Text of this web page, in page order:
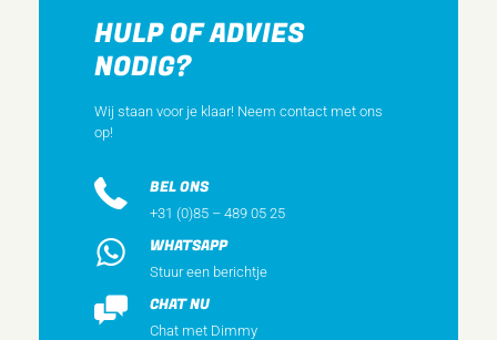
Tekstveld/beschrijvingsvlak
Materiaal
Materiaalkwaliteit
Halogeenvrij
Antibacteriële behandeling
HULP OF ADVIES
NODIG?
Wij staan voor je klaar! Neem contact met ons
op!
BEL ONS
+31 (0)85 – 489 05 25
WHATSAPP
Stuur een berichtje
CHAT NU
Chat met Dimmy